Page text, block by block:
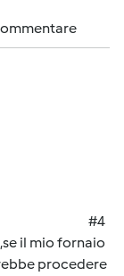
#4
il mio fornaio
procedere